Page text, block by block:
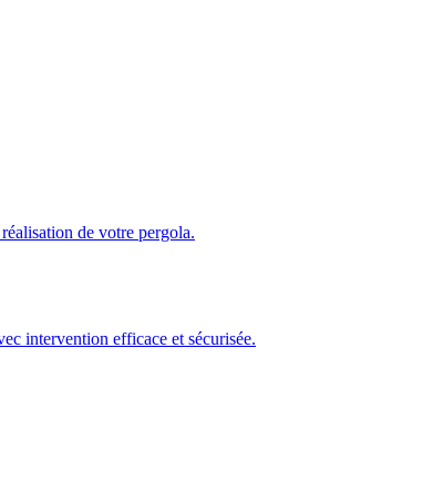
de votre pergola.
intervention efficace et sécurisée.